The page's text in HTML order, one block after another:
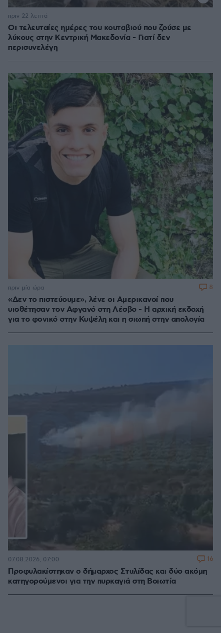
Οι τελευταίες ημέρες του κουταβιού που ζούσε με
λύκους στην Κεντρική Μακεδονία - Γιατί δεν
περισυνελέγη
πριν 22 λεπτά
«Δεν το πιστεύουμε», λένε οι Αμερικανοί που
υιοθέτησαν τον Αφγανό στη Λέσβο - Η αρχική εκδοχή
για το φονικό στην Κυψέλη και η σιωπή στην απολογία
πριν μία ώρα 8
Προφυλακίστηκαν ο δήμαρχος Στυλίδας και δύο ακόμη
κατηγορούμενοι για την πυρκαγιά στη Βοιωτία
07.08.2026, 07:00 16